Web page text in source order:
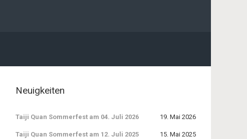
Neuigkeiten
Taiji Quan Sommerfest am 04. Juli 2026 19. Mai 2026
Taiji Quan Sommerfest am 12. Juli 2025 15. Mai 2025